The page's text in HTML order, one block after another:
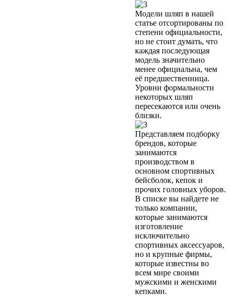
Модели шляп в нашей
статье отсортированы по
степени официальности,
но не стоит думать, что
каждая последующая
модель значительно
менее официальна, чем
её предшественница.
Уровни формальности
некоторых шляп
пересекаются или очень
близки.
Представляем подборку
брендов, которые
занимаются
производством в
основном спортивных
бейсболок, кепок и
прочих головных уборов.
В списке вы найдете не
только компании,
которые занимаются
изготовление
исключительно
спортивных аксессуаров,
но и крупные фирмы,
которые известны во
всем мире своими
мужскими и женскими
кепками.